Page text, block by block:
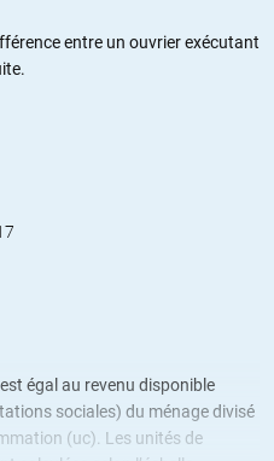
entre un ouvrier exécutant
égal au revenu disponible
sociales) du ménage divisé
(uc). Les unités de